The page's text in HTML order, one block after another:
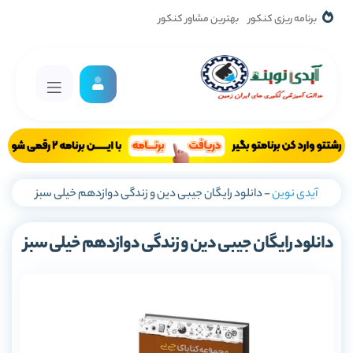
برنامه ریزی کنکور بهترین مشاور کنکور
آیدی نوین-دانلود رایگان جیبی دین و زندگی دوازدهم خیلی سبز
دانلود رایگان جیبی دین و زندگی دوازدهم خیلی سبز